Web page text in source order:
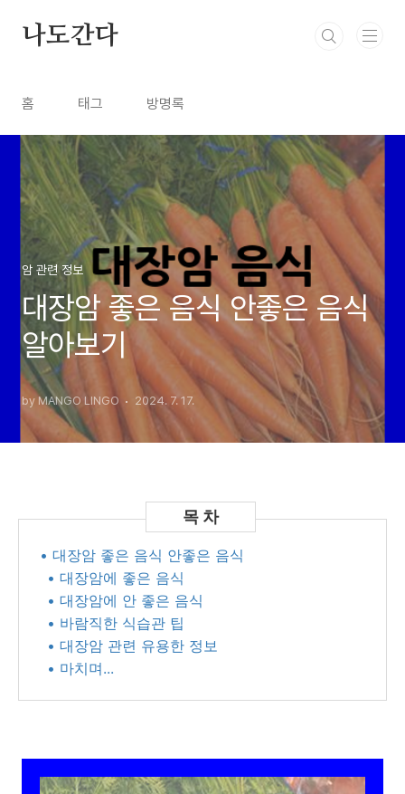
나도간다
홈 태그 방명록
암 관련 정보
대장암 좋은 음식 안좋은 음식
알아보기
by MANGO LINGO 2024. 7. 17.
• 대장암 좋은 음식 안좋은 음식
• 대장암에 좋은 음식
• 대장암에 안 좋은 음식
• 바람직한 식습관 팁
• 대장암 관련 유용한 정보
• 마치며...